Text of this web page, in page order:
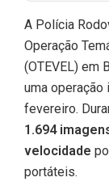
A Polícia
Operação
(OTEVEL) em
uma
fevereiro.
1.694
velocidade
portáteis.